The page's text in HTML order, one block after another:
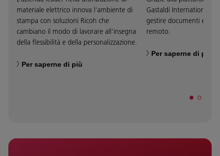
materiale elettrico innova l’ambiente di
stampa con soluzioni Ricoh che
cambiano il modo di lavorare all’insegna
della flessibilità e della personalizzazione.
Per saperne di più
Gastaldi International è
gestire documenti e
remoto.
Per saperne di più